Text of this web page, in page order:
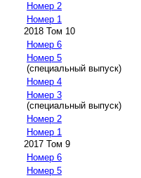
Номер 2
Номер 1
2018 Том 10
Номер 6
Номер 5
(специальный выпуск)
Номер 4
Номер 3
(специальный выпуск)
Номер 2
Номер 1
2017 Том 9
Номер 6
Номер 5